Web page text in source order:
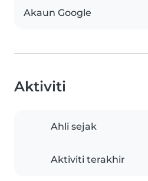
Akaun Google
Aktiviti
Ahli sejak
Aktiviti terakhir